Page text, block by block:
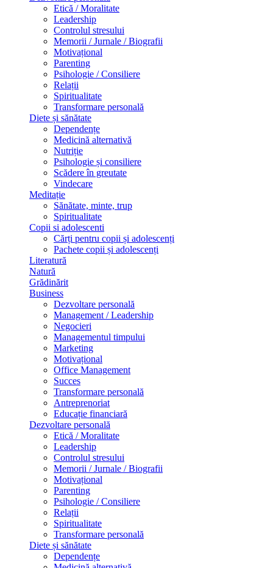
Etică / Moralitate
Leadership
Controlul stresului
Memorii / Jurnale / Biografii
Motivațional
Parenting
Psihologie / Consiliere
Relații
Spiritualitate
Transformare personală
Diete și sănătate
Dependențe
Medicină alternativă
Nutriție
Psihologie și consiliere
Scădere în greutate
Vindecare
Meditație
Sănătate, minte, trup
Spiritualitate
Copii si adolescenti
Cărți pentru copii și adolescenți
Pachete copii și adolescenți
Literatură
Natură
Grădinărit
Business
Dezvoltare personală
Management / Leadership
Negocieri
Managementul timpului
Marketing
Motivațional
Office Management
Succes
Transformare personală
Antreprenoriat
Educație financiară
Dezvoltare personală
Etică / Moralitate
Leadership
Controlul stresului
Memorii / Jurnale / Biografii
Motivațional
Parenting
Psihologie / Consiliere
Relații
Spiritualitate
Transformare personală
Diete și sănătate
Dependențe